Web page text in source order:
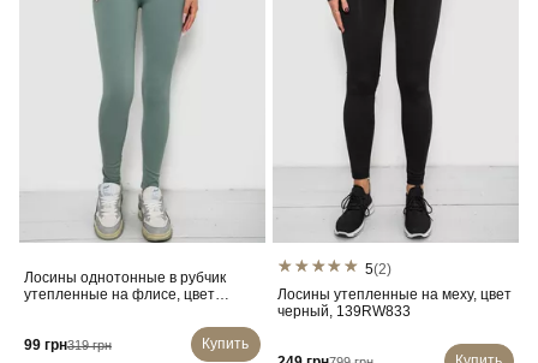
Лосины однотонные в рубчик
утепленные на флисе, цвет
99 грн319 грн Купить
5(2)
Лосины утепленные на меху, цвет
черный, 139RW833